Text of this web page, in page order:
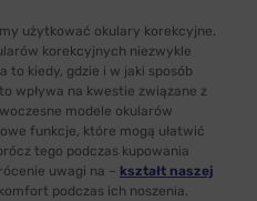
użytkować okulary korekcyjne.
korekcyjnych niezwykle
to kiedy, gdzie i w jaki sposób
wpływa na kwestie związane z
modele okularów
funkcje, które mogą ułatwić
tego podczas kupowania
uwagi na – kształt naszej
podczas ich noszenia.